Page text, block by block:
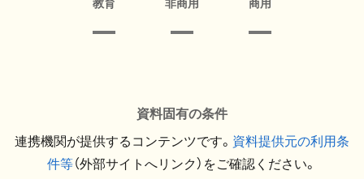
教育 非商用 商用
資料固有の条件
連携機関が提供するコンテンツです。 資料提供元の利用条
件等（外部サイトへリンク）をご確認ください。